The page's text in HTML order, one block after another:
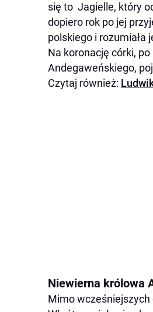
się to Jagielle, który
dopiero rok po jej
polskiego i rozumiała
Na koronację córki,
Andegaweńskiego,
Czytaj również:
Niewierna królowa
Mimo wcześniejszych